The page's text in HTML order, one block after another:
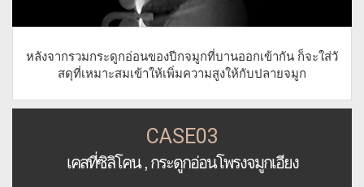
หลังจากรวมกระดูกอ่อนของปีกจมูกที่บานออกเข้ากัน ก็จะใส่วั
สดุที่เหมาะสมเข้าให้เพิ่มความสูงให้กับปลายจมูก
CASE03
เคสที่ซิลิโคน , กระดูกอ่อนโพรงจมูกเอียง